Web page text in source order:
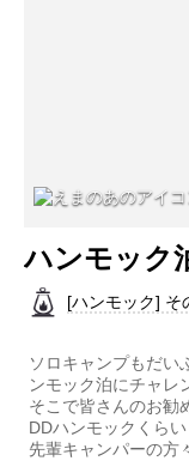
ハンモック
[ハンモック] そ
ソロキャンプもだい
ンモック泊にチャレ
そこで皆さんのお勧
DDハンモックくら
先輩キャンパーの方